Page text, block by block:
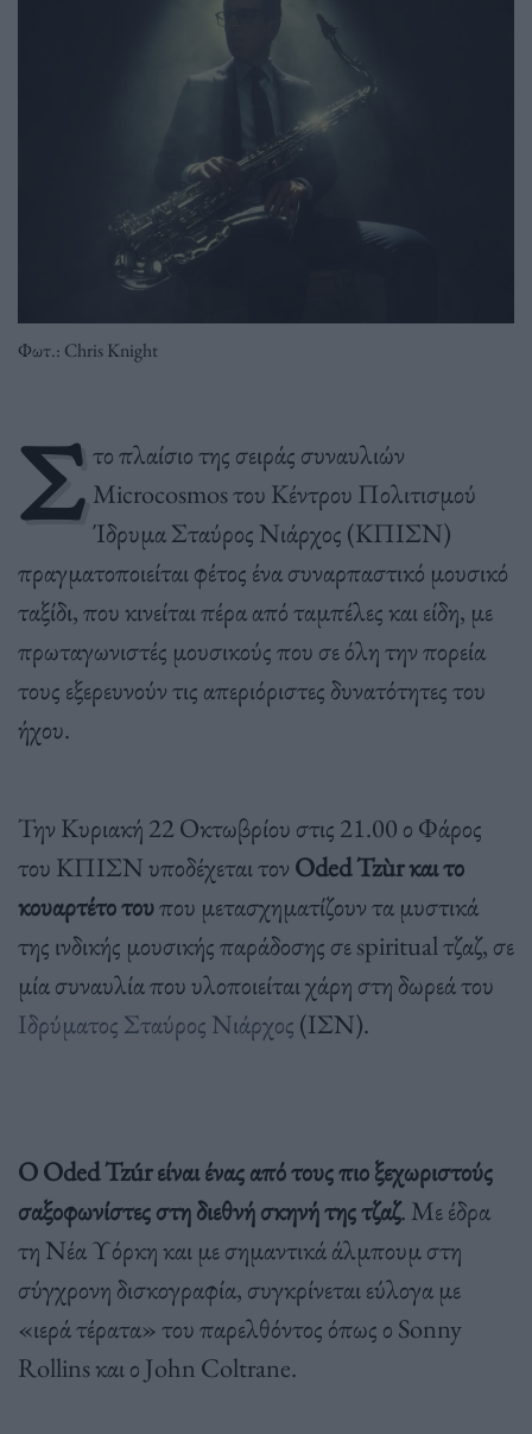
Φωτ.: Chris Knight
Σ το πλαίσιο της σειράς συναυλιών
Microcosmos του Κέντρου Πολιτισμού
Ίδρυμα Σταύρος Νιάρχος (ΚΠΙΣΝ)
πραγματοποιείται φέτος ένα συναρπαστικό μουσικό
ταξίδι, που κινείται πέρα από ταμπέλες και είδη, με
πρωταγωνιστές μουσικούς που σε όλη την πορεία
τους εξερευνούν τις απεριόριστες δυνατότητες του
ήχου.
Την Κυριακή 22 Οκτωβρίου στις 21.00 ο Φάρος
του ΚΠΙΣΝ υποδέχεται τον Oded Tzùr και το
κουαρτέτο τουπου μετασχηματίζουν τα μυστικά
της ινδικής μουσικής παράδοσης σε spiritual τζαζ, σε
μία συναυλία που υλοποιείται χάρη στη δωρεά του
Ιδρύματος Σταύρος Νιάρχος (ΙΣΝ).
Ο Oded Tzúr είναι ένας από τους πιο ξεχωριστούς
σαξοφωνίστες στη διεθνή σκηνή της τζαζ. Με έδρα
τη Νέα Υόρκη και με σημαντικά άλμπουμ στη
σύγχρονη δισκογραφία, συγκρίνεται εύλογα με
«ιερά τέρατα» του παρελθόντος όπως ο Sonny
Rollins και ο John Coltrane.